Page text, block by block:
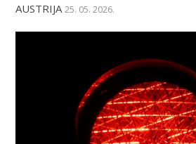
AUSTRIJA 25. 05. 2026.